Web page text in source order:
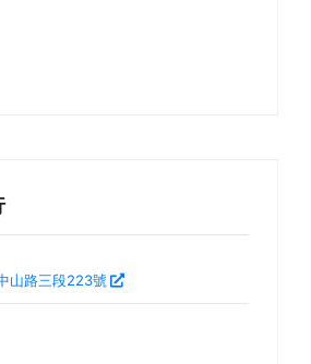
山路三段223號